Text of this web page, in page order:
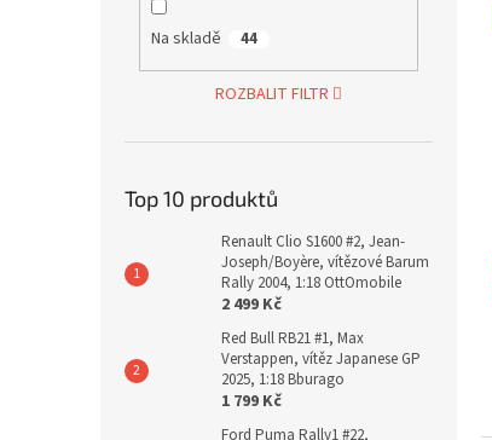
Na skladě 44
ROZBALIT FILTR
Top 10 produktů
Renault Clio S1600 #2, Jean-
Joseph/Boyère, vítězové Barum
Rally 2004, 1:18 OttOmobile
2 499 Kč
Red Bull RB21 #1, Max
Verstappen, vítěz Japanese GP
2025, 1:18 Bburago
1 799 Kč
Ford Puma Rally1 #22,